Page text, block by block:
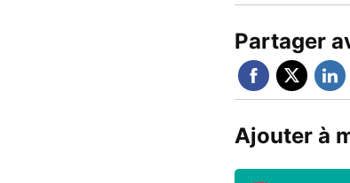
Partager
Ajouter à